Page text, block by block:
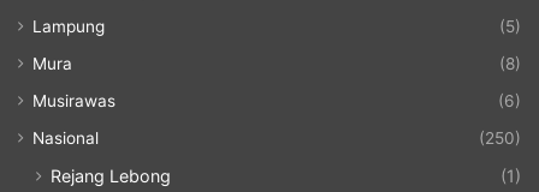
Lampung
(5)
Mura
(8)
Musirawas
(6)
Nasional
(250)
Rejang Lebong (1)